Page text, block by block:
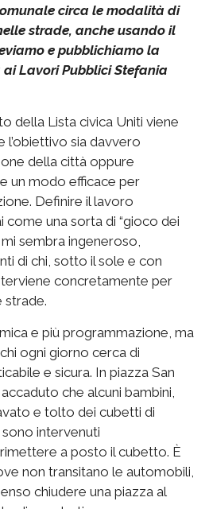
circa le modalità di
strade, anche usando il
e pubblichiamo la
Lavori Pubblici Stefania
della Lista civica Uniti viene
l’obiettivo sia davvero
della città oppure
un modo efficace per
Definire il lavoro
una sorta di “gioco dei
sembra ingeneroso,
di chi, sotto il sole e con
concretamente per
strade.
e più programmazione, ma
ogni giorno cerca di
e sicura. In piazza San
che alcuni bambini,
e tolto dei cubetti di
intervenuti
a posto il cubetto. È
non transitano le automobili,
chiudere una piazza al